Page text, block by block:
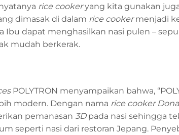
rice cookeryang kita gunakan
dimasak di dalam rice cookermenjadi
Ibu dapat menghasilkan nasi pulen –
mudah berkerak.
POLYTRON menyampaikan bahwa,
modern. Dengan nama rice cooker
pemanasan 3Dpada nasi sehingga
seperti nasi dari restoran Jepang.